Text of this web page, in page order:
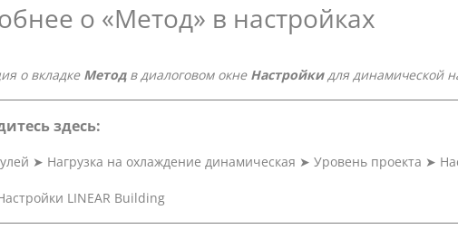
о «Метод» в настройках
о вкладке Методв диалоговом окне Настройкидля динамической
здесь:
➤ Нагрузка на охлаждение динамическая ➤ Уровень проекта ➤